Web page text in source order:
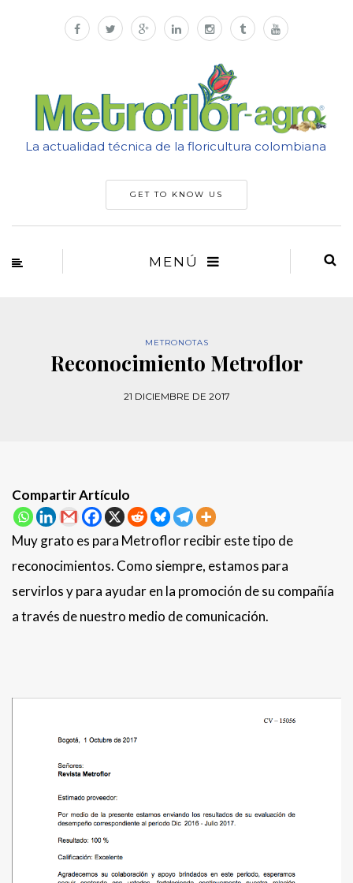
La actualidad técnica de la floricultura colombiana
GET TO KNOW US
MENÚ
METRONOTAS
Reconocimiento Metroflor
21 DICIEMBRE DE 2017
Compartir Artículo
Muy grato es para Metroflor recibir este tipo de
reconocimientos. Como siempre, estamos para
servirlos y para ayudar en la promoción de su compañía
a través de nuestro medio de comunicación.